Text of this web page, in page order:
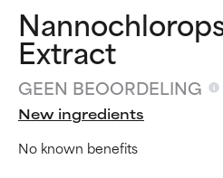
Extract
GEEN BEOORDELING
New ingredients
No known benefits